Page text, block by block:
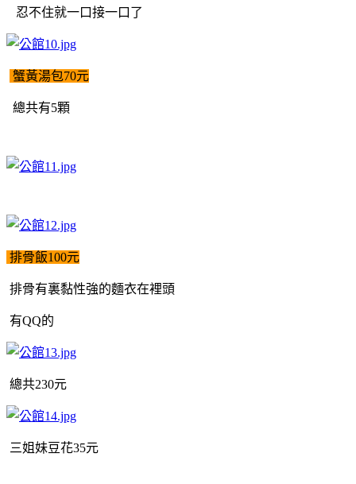
忍不住就一口接一口了
蟹黃湯包70元
總共有5顆
排骨飯100元
排骨有裏黏性強的麵衣在裡頭
有QQ的
總共230元
三姐妹豆花35元